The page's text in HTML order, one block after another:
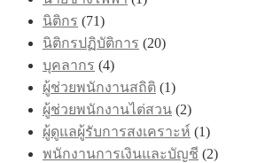
นิติกร (71)
นิติกรปฏิบัติการ (20)
บุคลากร (4)
ผู้ช่วยพนักงานสถิติ (1)
ผู้ช่วยพนักงานไต่สวน (2)
ผู้ดูแลผู้รับการสงเคราะห์ (1)
พนักงานการเงินและบัญชี (2)